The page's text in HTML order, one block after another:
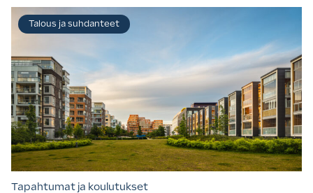
Tapahtumat ja koulutukset
Talous ja suhdanteet